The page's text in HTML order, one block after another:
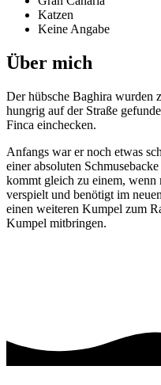
Katzen
Keine Angabe
Über mich
Der hübsche Baghira wurden
hungrig auf der Straße
Finca einchecken.
Anfangs war er noch etwas
einer absoluten
kommt gleich zu einem, wenn
verspielt und benötigt im
einen weiteren Kumpel zum
Kumpel mitbringen.